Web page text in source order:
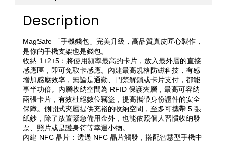
Description
MagSafe 「手機錢包」完美升級，高品質真皮匠心製作，
是你的手機支架也是錢包。
收納 1+2+5：將使用頻率最高的卡片，放入最外層的直接
感應區，即可免取卡感應。內建最高規格防磁科技，有感
增加感應效率，無論是通勤、門禁解鎖或卡片支付，都能
事半功倍。內層收納空間為 RFID 保護夾層，最高可容納
兩張卡片，有效杜絕數位竊盜，提高攜帶身份證件的安全
保障。側開式夾層提供充裕的收納空間，至多可攜帶 5 張
紙鈔，除了放置緊急備用金外，也能依照個人習慣收納發
票、照片或是護身符等幸運小物。
內建 NFC 晶片：透過 NFC 晶片觸發，搭配智慧型手機中